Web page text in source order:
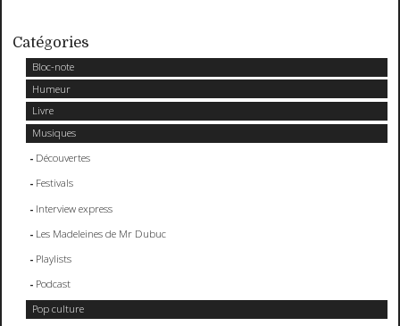
Catégories
Bloc-note
Humeur
Livre
Musiques
Découvertes
Festivals
Interview express
Les Madeleines de Mr Dubuc
Playlists
Podcast
Pop culture